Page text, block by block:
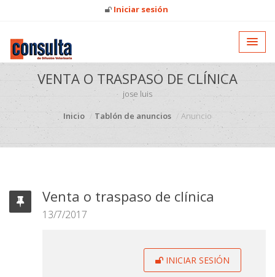
Iniciar sesión
VENTA O TRASPASO DE CLÍNICA
jose luis
Inicio
Tablón de anuncios Anuncio
Venta o traspaso de clínica
13/7/2017
INICIAR SESIÓN